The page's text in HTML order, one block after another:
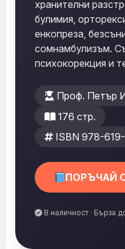
хранителни
булимия,
енкопреза,
сомнамбулизъм.
психокорекция и
Проф. Петър
176 стр.
ISBN 978-
ПОРЪЧАЙ
В наличност · Бърза